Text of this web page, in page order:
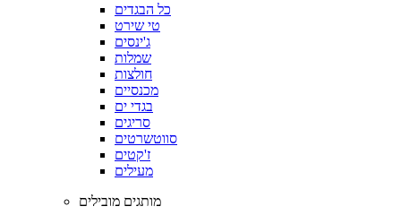
כל הבגדים
טי שירט
ג'ינסים
שמלות
חולצות
מכנסיים
בגדי ים
סריגים
סווטשרטים
ז'קטים
מעילים
מותגים מובילים